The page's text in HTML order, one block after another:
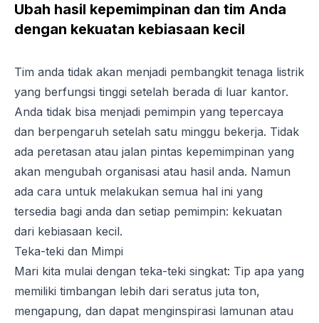
Ubah hasil kepemimpinan dan tim Anda
dengan kekuatan kebiasaan kecil
Tim anda tidak akan menjadi pembangkit tenaga listrik
yang berfungsi tinggi setelah berada di luar kantor.
Anda tidak bisa menjadi pemimpin yang tepercaya
dan berpengaruh setelah satu minggu bekerja. Tidak
ada peretasan atau jalan pintas kepemimpinan yang
akan mengubah organisasi atau hasil anda. Namun
ada cara untuk melakukan semua hal ini yang
tersedia bagi anda dan setiap pemimpin: kekuatan
dari kebiasaan kecil.
Teka-teki dan Mimpi
Mari kita mulai dengan teka-teki singkat: Tip apa yang
memiliki timbangan lebih dari seratus juta ton,
mengapung, dan dapat menginspirasi lamunan atau